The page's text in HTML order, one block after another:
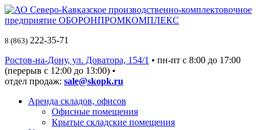
8 (863) 222-35-71
Ростов-на-Дону, ул. Доватора, 154/1 • пн-пт c 8:00 до 17:00
(перерыв с 12:00 до 13:00) •
отдел продаж: sale@skopk.ru
Аренда складов, офисов
Офисные помещения
Крытые складские помещения